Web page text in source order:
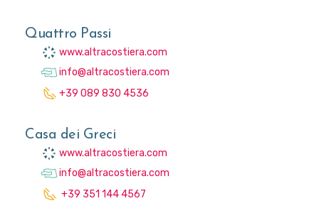
Quattro Passi
www.altracostiera.com
info@altracostiera.com
+39 089 830 4536
Casa dei Greci
www.altracostiera.com
info@altracostiera.com
+39 351 144 4567